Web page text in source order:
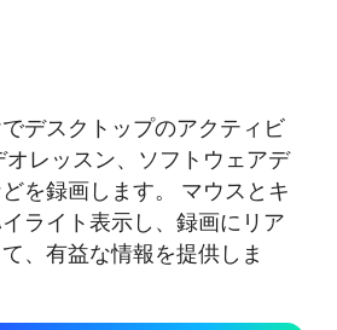
デスクトップのアクティビ
レッスン、ソフトウェアデ
を録画します。 マウスとキ
ライト表示し、録画にリア
、有益な情報を提供しま